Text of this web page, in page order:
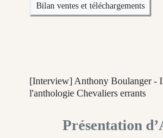
Bilan ventes et téléchargements
[Interview] Anthony Boulanger -
l'anthologie Chevaliers errants
Présentation